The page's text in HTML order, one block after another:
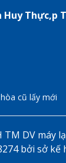
Huy Thực,p
cũ lấy mới
TM DV máy
bởi sở